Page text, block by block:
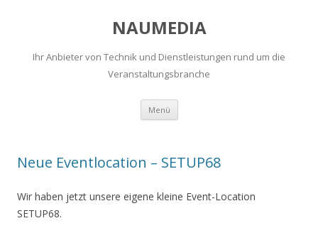
NAUMEDIA
Ihr Anbieter von Technik und Dienstleistungen rund um die
Veranstaltungsbranche
Menü Zum
springen
Neue Eventlocation – SETUP68
Wir haben jetzt unsere eigene kleine Event-Location
SETUP68.